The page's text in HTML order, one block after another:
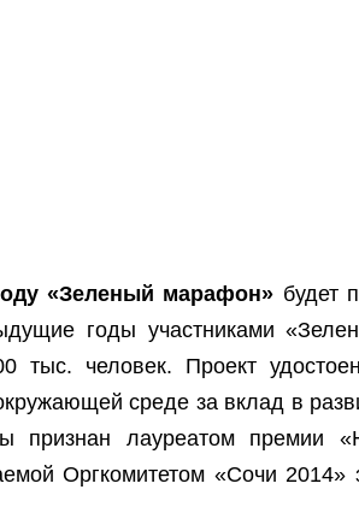
«Зеленый марафон» будет
годы участниками
тыс. человек. Проект
среде за вклад в
признан лауреатом премии
Оргкомитетом «Сочи 2014»